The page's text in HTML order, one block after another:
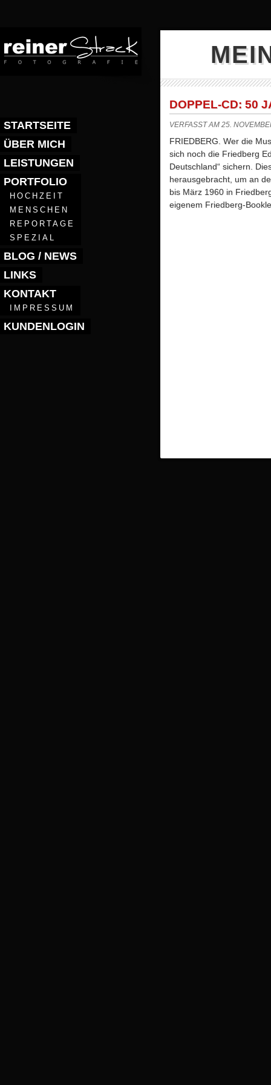
STARTSEITE
ÜBER MICH
LEISTUNGEN
PORTFOLIO
HOCHZEIT
MENSCHEN
REPORTAGE
SPEZIAL
BLOG / NEWS
LINKS
KONTAKT
IMPRESSUM
KUNDENLOGIN
DOPPEL-CD: 50
VERFASST AM 25.
FRIEDBERG. Wer die
sich noch die Friedberg
Deutschland“ sichern.
herausgebracht, um an
bis März 1960 in
eigenem Friedberg-